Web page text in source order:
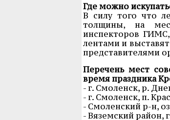
Где можно
В силу того что
толщины, на
инспекторов
лентами и
представителями
Перечень мест
время праздника
- г. Смоленск, р.
- г. Смоленск, п.
- Смоленский р-н,
- Вяземский район,